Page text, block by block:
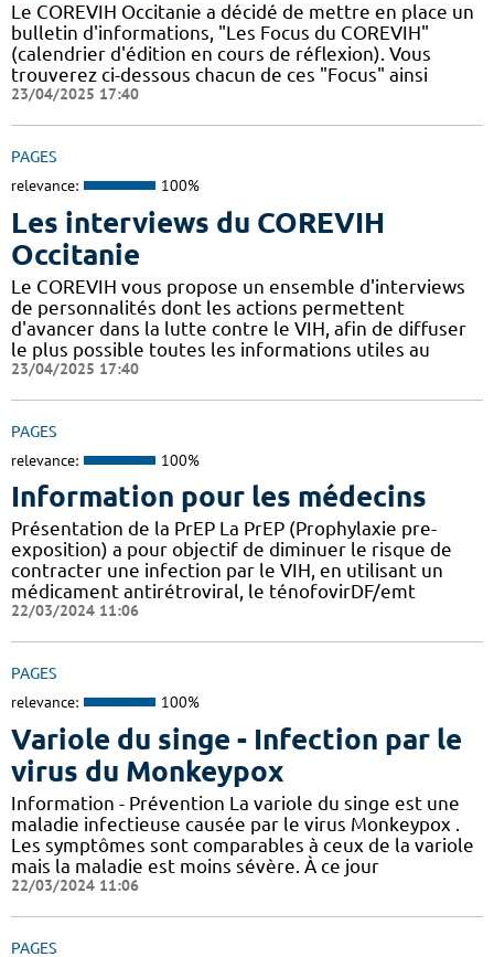
Le COREVIH Occitanie a décidé de mettre en place un
bulletin d'informations, "Les Focus du COREVIH"
(calendrier d'édition en cours de réflexion). Vous
trouverez ci-dessous chacun de ces "Focus" ainsi
23/04/2025 17:40
PAGES
relevance: 100%
Les interviews du COREVIH
Occitanie
Le COREVIH vous propose un ensemble d'interviews
de personnalités dont les actions permettent
d'avancer dans la lutte contre le VIH, afin de diffuser
le plus possible toutes les informations utiles au
23/04/2025 17:40
PAGES
relevance: 100%
Information pour les médecins
Présentation de la PrEP La PrEP (Prophylaxie pre-
exposition) a pour objectif de diminuer le risque de
contracter une infection par le VIH, en utilisant un
médicament antirétroviral, le ténofovirDF/emt
22/03/2024 11:06
PAGES
relevance: 100%
Variole du singe - Infection par le
virus du Monkeypox
Information - Prévention La variole du singe est une
maladie infectieuse causée par le virus Monkeypox .
Les symptômes sont comparables à ceux de la variole
mais la maladie est moins sévère. À ce jour
22/03/2024 11:06
PAGES